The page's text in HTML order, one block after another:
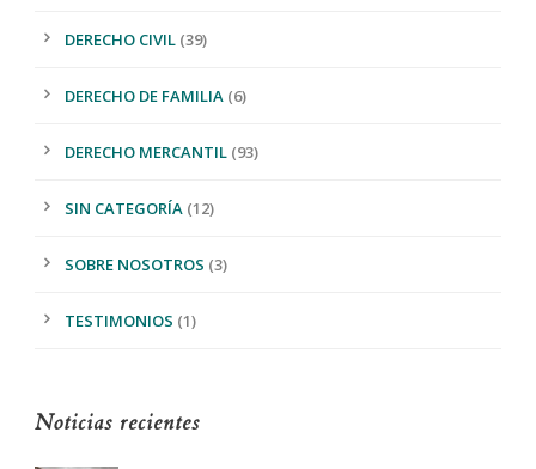
DERECHO CIVIL (39)
DERECHO DE FAMILIA (6)
DERECHO MERCANTIL (93)
SIN CATEGORÍA (12)
SOBRE NOSOTROS (3)
TESTIMONIOS (1)
Noticias recientes